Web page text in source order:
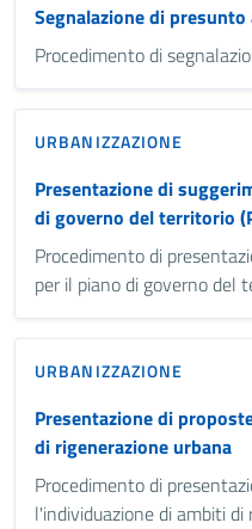
Segnalazione di
Procedimento di
URBANIZZAZIONE
Presentazione di
di governo del territorio
Procedimento di
per il piano di governo del
URBANIZZAZIONE
Presentazione di
di rigenerazione urbana
Procedimento di
l'individuazione di ambiti